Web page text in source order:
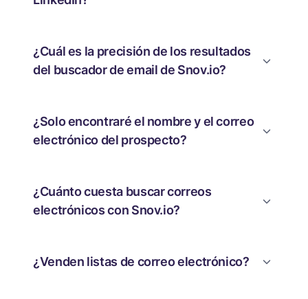
¿Cuál es la precisión de los resultados
del buscador de email de Snov.io?
¿Solo encontraré el nombre y el correo
electrónico del prospecto?
¿Cuánto cuesta buscar correos
electrónicos con Snov.io?
¿Venden listas de correo electrónico?